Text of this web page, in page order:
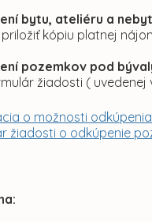
bytu, ateliéru a
kópiu platnej
pozemkov pod
žiadosti ( uvedenej
o možnosti
žiadosti o odkúpenie